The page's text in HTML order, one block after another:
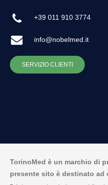
+39 011 910 3774
info@nobelmed.it
SERVIZIO CLIENTI
TorinoMed è un marchio di
presente sito è destinato ad